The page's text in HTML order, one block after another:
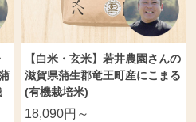
【白米・玄米】若井農園さんの
滋賀県蒲生郡竜王町産にこまる
(有機栽培米)
18,090円～